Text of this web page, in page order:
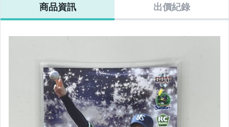
商品資訊 出價紀錄